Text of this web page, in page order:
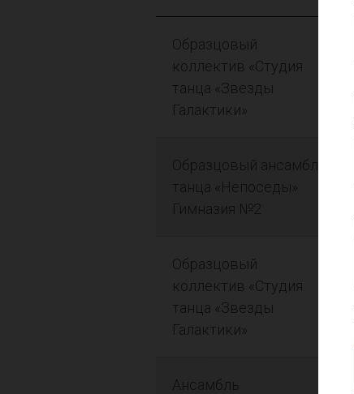
Образцовый
коллектив «Студия
танца «Звезды
Галактики»
Образцовый ансамбль
танца «Непоседы»
Гимназия №2
Образцовый
коллектив «Студия
танца «Звезды
Галактики»
Ансамбль